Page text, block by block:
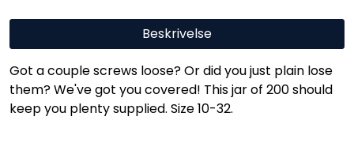
Beskrivelse
Got a couple screws loose? Or did you just plain lose
them? We've got you covered! This jar of 200 should
keep you plenty supplied. Size 10-32.